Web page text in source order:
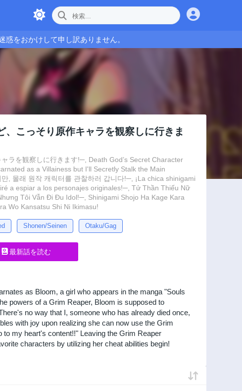
をおかけして申し訳ありません。
こっそり原作キャラを観察しに行きま
ラを観察しに行きます!─, Death God’s Secret Character
as a Villainess but I'll Secretly Stalk the Main
, 몰래 원작 캐릭터를 관찰하러 갑니다!─, ¡La chica shinigami
a espiar a los personajes originales!─, Tử Thần Thiếu Nữ
Tôi Vẫn Đi Đu Idol!─, Shinigami Shojo Ha Kage Kara
Wo Kansatsu Shi Ni Ikimasu!
Shonen/Seinen Otaku/Gag
最新話を読む
as Bloom, a girl who appears in the manga "Souls
powers of a Grim Reaper, Bloom is supposed to
no way that I, someone who has already died once,
with joy upon realizing she can now use the Grim
my heart's content!!" Leaving the Grim Reaper
characters by utilizing her cheat abilities begin!